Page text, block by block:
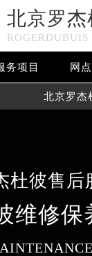
北京罗
务项目 网
北京罗杰
杜彼售后
维修保